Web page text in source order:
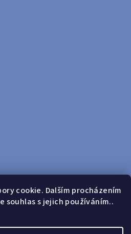
cookie. Dalším procházením
s jejich používáním..